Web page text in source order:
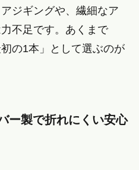
ジギングや、繊細なア
不足です。あくまで
の1本」として選ぶのが
ー製で折れにくい安心